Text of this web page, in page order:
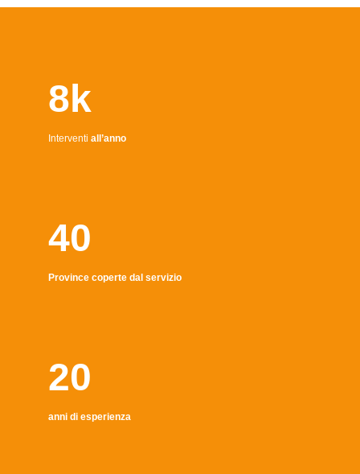
8k
Interventi all’anno
40
Province coperte dal servizio
20
anni di esperienza